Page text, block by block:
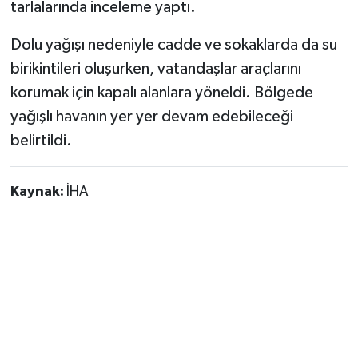
tarlalarında inceleme yaptı.
Dolu yağışı nedeniyle cadde ve sokaklarda da su
birikintileri oluşurken, vatandaşlar araçlarını
korumak için kapalı alanlara yöneldi. Bölgede
yağışlı havanın yer yer devam edebileceği
belirtildi.
Kaynak: İHA